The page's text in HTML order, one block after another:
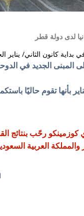
لدى دولة قطر
كانون الثاني/ يناير
المبنى الجديد في
يوم الإثنين 24 كانون الثاني/ يناير
كوزمينكو
العربية